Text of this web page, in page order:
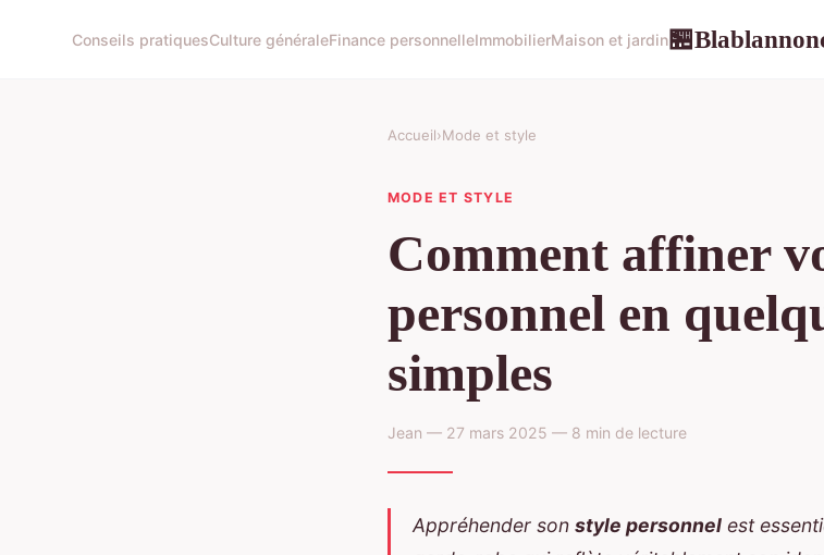
Conseils pratiquesCulture généraleFinance personnelleImmobilierMaison et jardin🏪
Accueil›Mode et style
MODE ET STYLE
Comment affiner
personnel en
simples
Jean — 27 mars 2025 — 8 min de lecture
Appréhender son style personnel est